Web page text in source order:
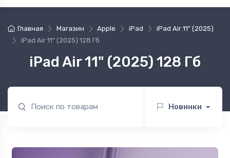
Главная Магазин Apple iPad
iPad Air 11" (2025)
iPad Air 11" (2025) 128 Гб
iPad Air 11" (2025) 128 Гб
Новинки